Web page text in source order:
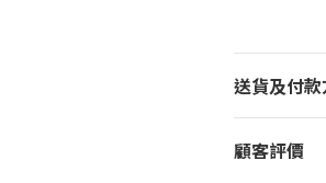
送貨及付
顧客評價